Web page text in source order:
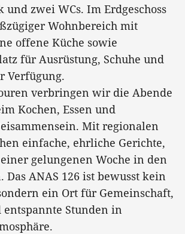
und zwei WCs. Im Erdgeschoss
Wohnbereich mit
offene Küche sowie
für Ausrüstung, Schuhe und
Verfügung.
verbringen wir die Abende
Kochen, Essen und
Mit regionalen
einfache, ehrliche Gerichte,
gelungenen Woche in den
Das ANAS 126 ist bewusst kein
ein Ort für Gemeinschaft,
entspannte Stunden in